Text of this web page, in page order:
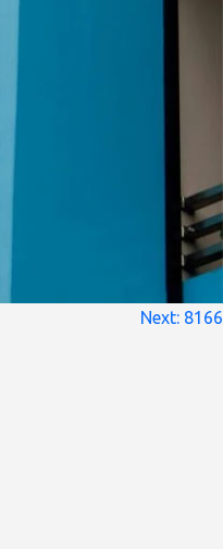
Next: 8166